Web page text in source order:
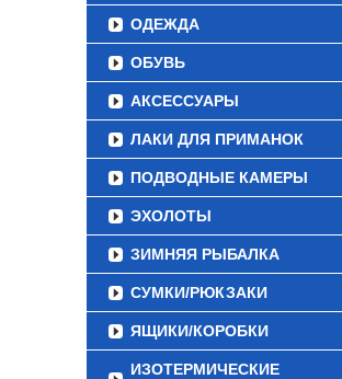
ОДЕЖДА
ОБУВЬ
АКСЕССУАРЫ
ЛАКИ ДЛЯ ПРИМАНОК
ПОДВОДНЫЕ КАМЕРЫ
ЭХОЛОТЫ
ЗИМНЯЯ РЫБАЛКА
СУМКИ/РЮКЗАКИ
ЯЩИКИ/КОРОБКИ
ИЗОТЕРМИЧЕСКИЕ